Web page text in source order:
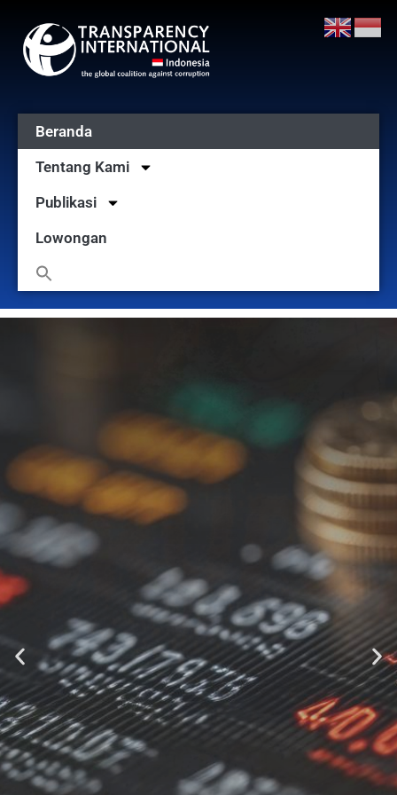
Beranda
Tentang Kami
Publikasi
Lowongan